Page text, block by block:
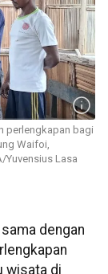
perlengkapan bagi
Waifoi,
Yuvensius Lasa
dengan
wisata di